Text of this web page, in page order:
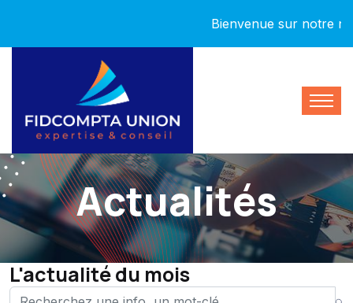
Bienvenue sur notre
Actualités
L'actualité du mois